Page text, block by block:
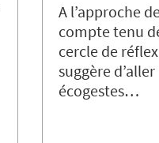
A l’approche
compte tenu
cercle de
suggère
écogestes…